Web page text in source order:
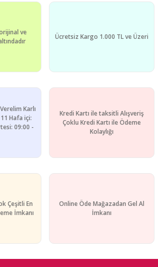
hatalar bulunuyor.
farklı alternatifler olmalı.
ve
Ücretsiz Kargo 1.000 TL ve Üzeri
Karlı
Hafa içi:
09:00 -
Kredi Kartı ile taksitli Alışveriş
Çoklu Kredi Kartı ile Ödeme
Kolaylığı
Çeşitli En
İmkanı
Online Öde Mağazadan Gel Al
İmkanı